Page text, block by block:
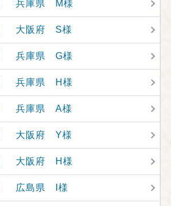
】 兵庫県 M様
】 大阪府 S様
】 兵庫県 G様
】 兵庫県 H様
】 兵庫県 A様
】 大阪府 Y様
】 大阪府 H様
】 広島県 I様